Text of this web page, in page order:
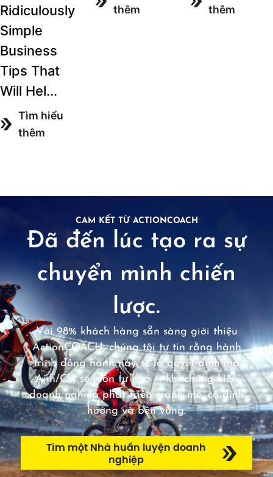
Ridiculously
Simple
Business
Tips That
Will Hel...
Tìm hiểu
thêm
thêm
thêm
CAM KẾT TỪ ACTIONCOACH
Đã đến lúc tạo ra sự
chuyển mình chiến
lược.
Với 98% khách hàng sẵn sàng giới thiệu
ActionCOACH, chúng tôi tự tin rằng hành
trình đồng hành này sẽ là quyết định mà
Anh/Chị sẽ luôn tự hào — khi chứng kiến
doanh nghiệp phát triển mạnh mẽ, có định
hướng và bền vững.
Tìm một Nhà huấn luyện doanh
nghiệp